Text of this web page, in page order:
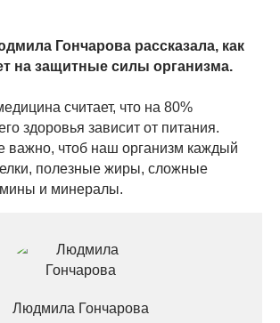
Гончарова рассказала, как
на защитные силы организма.
считает, что на 80%
здоровья зависит от питания.
важно, чтоб наш организм каждый
полезные жиры, сложные
и минералы.
Людмила Гончарова